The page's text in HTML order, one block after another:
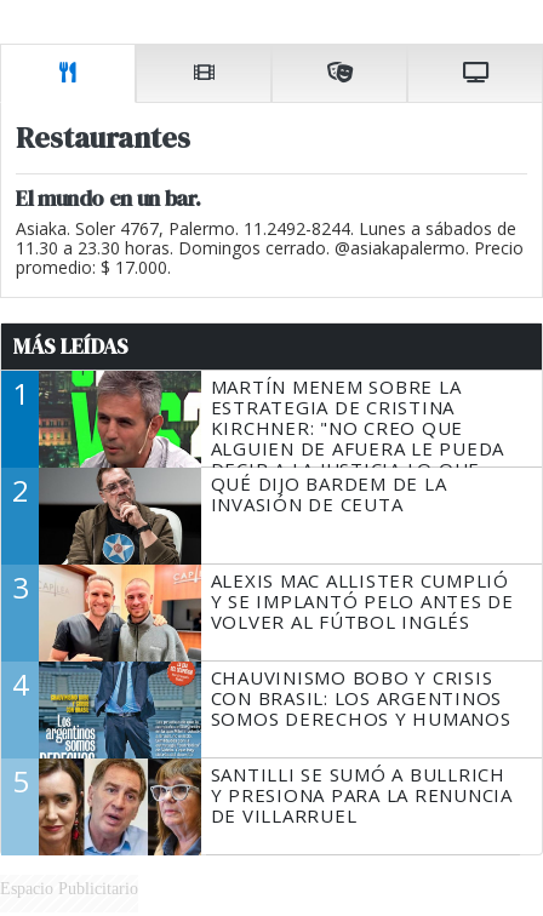
Restaurantes
El mundo en un bar.
Asiaka. Soler 4767, Palermo. 11.2492-8244. Lunes a sábados de
11.30 a 23.30 horas. Domingos cerrado. @asiakapalermo. Precio
promedio: $ 17.000.
MÁS LEÍDAS
1
MARTÍN MENEM SOBRE LA
ESTRATEGIA DE CRISTINA
KIRCHNER: "NO CREO QUE
ALGUIEN DE AFUERA LE PUEDA
DECIR A LA JUSTICIA LO QUE
TIENE QUE HACER"
2
QUÉ DIJO BARDEM DE LA
INVASIÓN DE CEUTA
3
ALEXIS MAC ALLISTER CUMPLIÓ
Y SE IMPLANTÓ PELO ANTES DE
VOLVER AL FÚTBOL INGLÉS
4
CHAUVINISMO BOBO Y CRISIS
CON BRASIL: LOS ARGENTINOS
SOMOS DERECHOS Y HUMANOS
5
SANTILLI SE SUMÓ A BULLRICH
Y PRESIONA PARA LA RENUNCIA
DE VILLARRUEL
Espacio Publicitario